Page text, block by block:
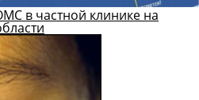
в частной клинике на